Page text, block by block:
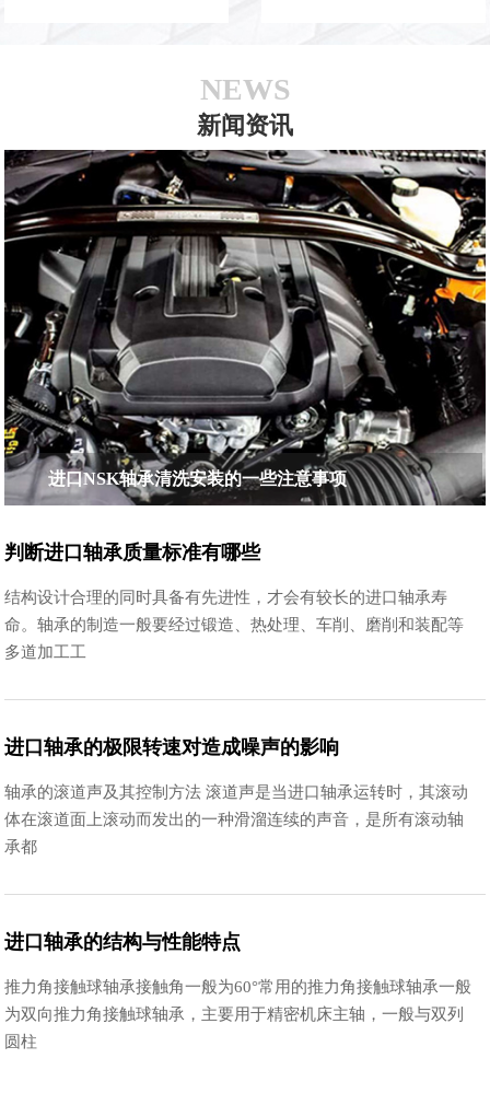
NEWS
新闻资讯
进口NSK轴承清洗安装的一些注意事项
判断进口轴承质量标准有哪些
结构设计合理的同时具备有先进性，才会有较长的进口轴承寿
命。轴承的制造一般要经过锻造、热处理、车削、磨削和装配等
多道加工工
进口轴承的极限转速对造成噪声的影响
轴承的滚道声及其控制方法 滚道声是当进口轴承运转时，其滚动
体在滚道面上滚动而发出的一种滑溜连续的声音，是所有滚动轴
承都
进口轴承的结构与性能特点
推力角接触球轴承接触角一般为60°常用的推力角接触球轴承一般
为双向推力角接触球轴承，主要用于精密机床主轴，一般与双列
圆柱